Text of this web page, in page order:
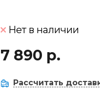
Нет в наличии
7 890 р.
Рассчитать